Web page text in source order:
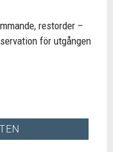
restorder –
för utgången